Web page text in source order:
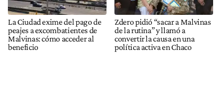
La Ciudad exime del pago de
peajes a excombatientes de
Malvinas: cómo acceder al
beneficio
Zdero pidió “sacar a Malvinas
de la rutina” y llamó a
convertir la causa en una
política activa en Chaco